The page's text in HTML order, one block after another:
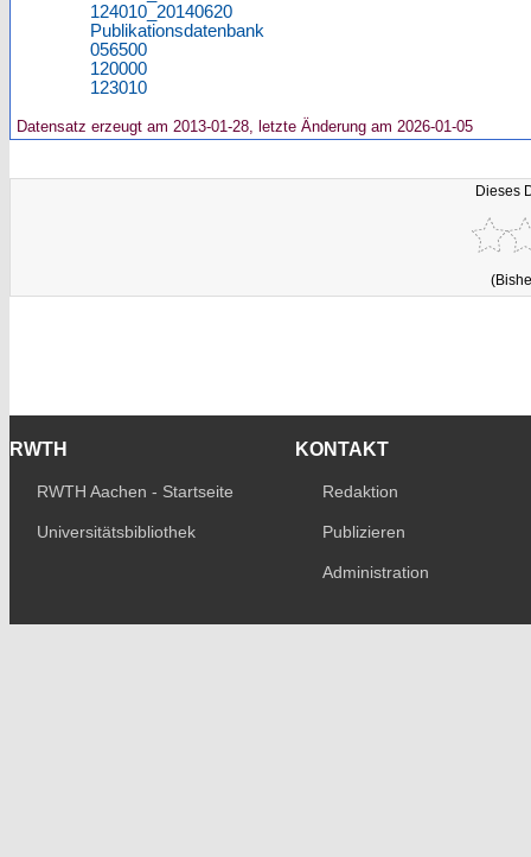
124010_20140620
Publikationsdatenbank
056500
120000
123010
Datensatz erzeugt am 2013-01-28, letzte Änderung am 2026-01-05
Dieses
RWTH
RWTH Aachen - Startseite
Universitätsbibliothek
KONTAKT
Redaktion
Publizieren
Administration